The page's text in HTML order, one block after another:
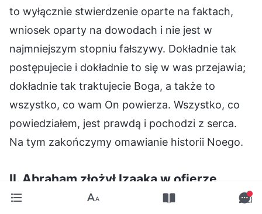
to wyłącznie stwierdzenie oparte na faktach,
wniosek oparty na dowodach i nie jest w
najmniejszym stopniu fałszywy. Dokładnie tak
postępujecie i dokładnie to się w was przejawia;
dokładnie tak traktujecie Boga, a także to
wszystko, co wam On powierza. Wszystko, co
powiedziałem, jest prawdą i pochodzi z serca.
Na tym zakończymy omawianie historii Noego.
II. Abraham złożył Izaaka w ofierze
Jest jeszcze jedna historia warta opowiedzenia.